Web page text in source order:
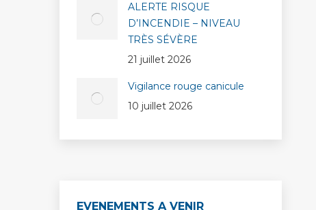
ALERTE RISQUE
D’INCENDIE – NIVEAU
TRÈS SÉVÈRE
21 juillet 2026
Vigilance rouge canicule
10 juillet 2026
EVENEMENTS A VENIR